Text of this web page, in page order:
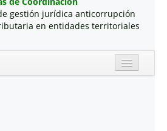
gestión jurídica anticorrupción
en entidades territoriales